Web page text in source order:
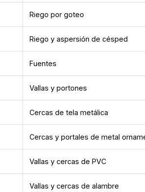
Riego por goteo
Riego y aspersión de césped
Fuentes
Vallas y portones
Cercas de tela metálica
Cercas y portales de metal
Vallas y cercas de PVC
Vallas y cercas de alambre